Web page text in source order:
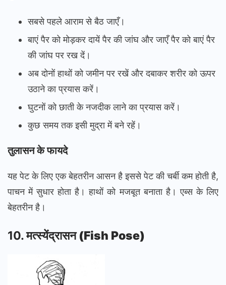
सबसे पहले आराम से बैठ जाएँ।
बाएं पैर को मोड़कर दायें पैर की जांघ और जाएँ पैर को बाएं पैर
की जांघ पर रख दें।
अब दोनों हाथों को जमीन पर रखें और दबाकर शरीर को ऊपर
उठाने का प्रयास करें।
घुटनों को छाती के नजदीक लाने का प्रयास करें।
कुछ समय तक इसी मुद्रा में बने रहें।
तुलासन के फायदे
यह पेट के लिए एक बेहतरीन आसन है इससे पेट की चर्बी कम होती है,
पाचन में सुधार होता है। हाथों को मजबूत बनाता है। एब्स के लिए
बेहतरीन है।
10.मत्स्येंद्रासन (Fish Pose)